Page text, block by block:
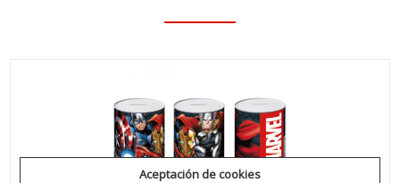
Aceptación de cookies